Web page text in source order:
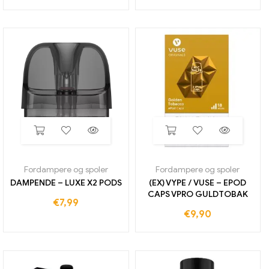
Fordampere og spoler
DAMPENDE – LUXE X2 PODS
€7,99
Fordampere og spoler
(EX) VYPE / VUSE – EPOD
CAPS VPRO GULDTOBAK
€9,90